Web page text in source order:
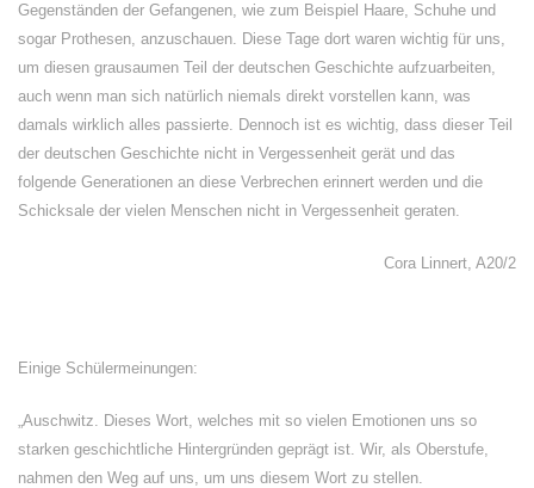
Gegenständen der Gefangenen, wie zum Beispiel Haare, Schuhe und
sogar Prothesen, anzuschauen. Diese Tage dort waren wichtig für uns,
um diesen grausaumen Teil der deutschen Geschichte aufzuarbeiten,
auch wenn man sich natürlich niemals direkt vorstellen kann, was
damals wirklich alles passierte. Dennoch ist es wichtig, dass dieser Teil
der deutschen Geschichte nicht in Vergessenheit gerät und das
folgende Generationen an diese Verbrechen erinnert werden und die
Schicksale der vielen Menschen nicht in Vergessenheit geraten.
Cora Linnert, A20/2
Einige Schülermeinungen:
„Auschwitz. Dieses Wort, welches mit so vielen Emotionen uns so
starken geschichtliche Hintergründen geprägt ist. Wir, als Oberstufe,
nahmen den Weg auf uns, um uns diesem Wort zu stellen.